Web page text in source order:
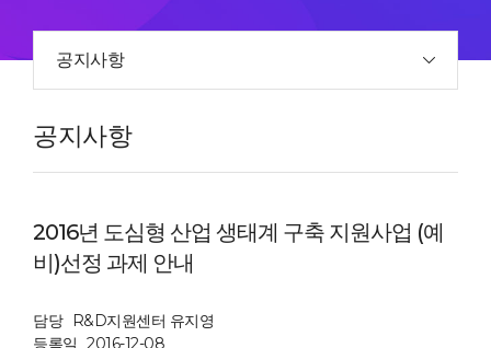
공지사항
공지사항
2016년 도심형 산업 생태계 구축 지원사업 (예
비)선정 과제 안내
담당
R&D지원센터 유지영
등록일 2016-12-08